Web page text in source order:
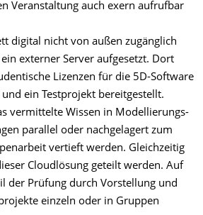
Veranstaltung auch exern aufrufbar
digital nicht von außen zugänglich
externer Server aufgesetzt. Dort
Lizenzen für die 5D-Software
ein Testprojekt bereitgestellt.
vermittelte Wissen in Modellierungs-
parallel oder nachgelagert zum
vertieft werden. Gleichzeitig
Cloudlösung geteilt werden. Auf
der Prüfung durch Vorstellung und
einzeln oder in Gruppen